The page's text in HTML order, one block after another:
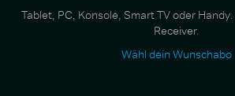
Tablet, PC, Konsole, Smart TV oder
Receiver.
Wähl dein Wunschabo